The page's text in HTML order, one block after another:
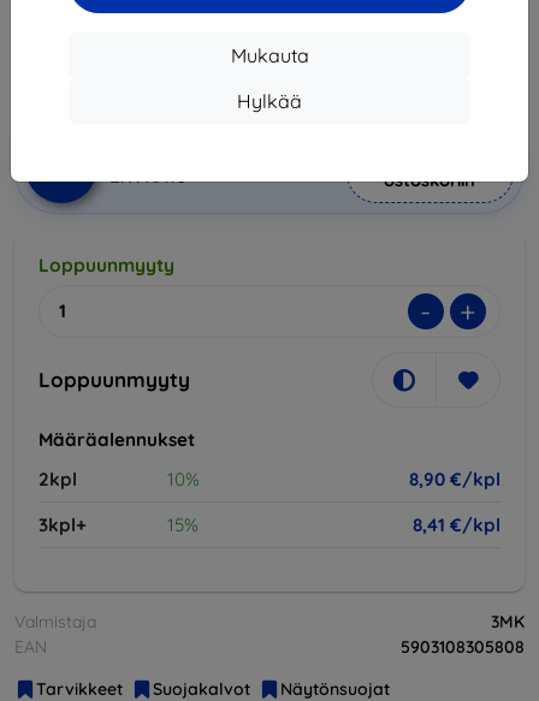
Mukauta
Hylkää
9,90 €
ostoskoriin
Loppuunmyyty
- +
Loppuunmyyty
Määräalennukset
2kpl
10%
8,90 €/kpl
3kpl+
15% 8,41 €/kpl
Valmistaja
3MK
EAN
5903108305808
Tarvikkeet
Suojakalvot Näytönsuojat